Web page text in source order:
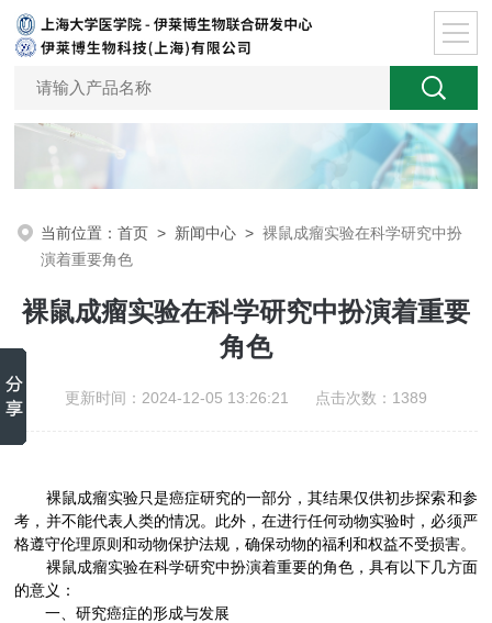
当前位置：首页 > 新闻中心 >裸鼠成瘤实验在科学研究中扮
演着重要角色
裸鼠成瘤实验在科学研究中扮演着重要
角色
更新时间：2024-12-05 13:26:21 点击次数：1389
裸鼠成瘤实验只是癌症研究的一部分，其结果仅供初步探索和参
考，并不能代表人类的情况。此外，在进行任何动物实验时，必须严
格遵守伦理原则和动物保护法规，确保动物的福利和权益不受损害。
裸鼠成瘤实验在科学研究中扮演着重要的角色，具有以下几方面
的意义：
一、研究癌症的形成与发展